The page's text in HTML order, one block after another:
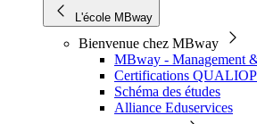
L'école MBway
Bienvenue chez MBway
MBway - Management
Certifications
Schéma des études
Alliance Eduservices